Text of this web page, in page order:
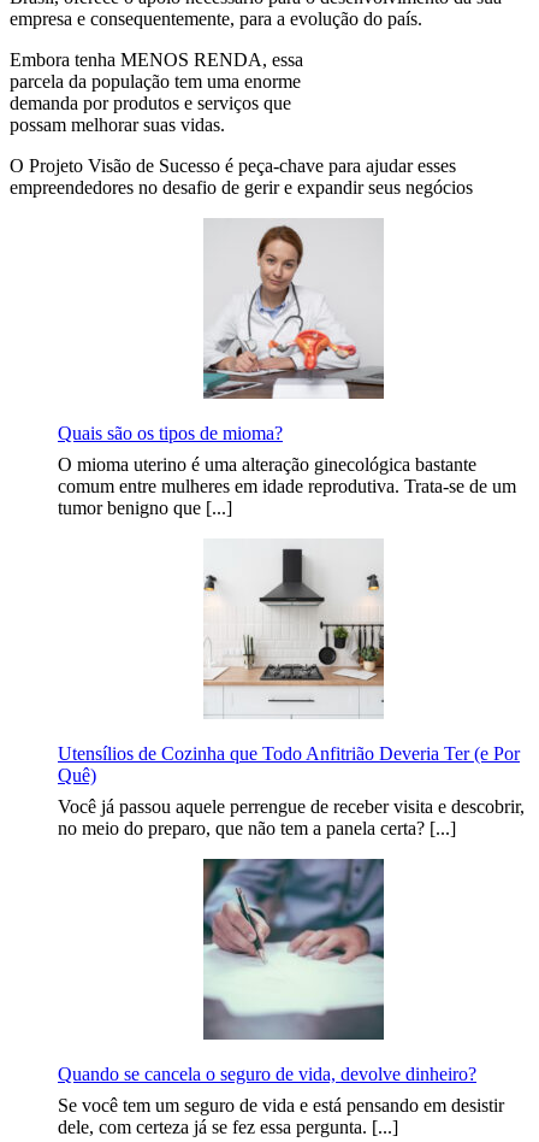
empresa e consequentemente, para a evolução do país.
Embora tenha MENOS RENDA, essa
parcela da população tem uma enorme
demanda por produtos e serviços que
possam melhorar suas vidas.
O Projeto Visão de Sucesso é peça-chave para ajudar esses
empreendedores no desafio de gerir e expandir seus negócios
Quais são os tipos de mioma?
O mioma uterino é uma alteração ginecológica bastante
comum entre mulheres em idade reprodutiva. Trata-se de um
tumor benigno que [...]
Utensílios de Cozinha que Todo Anfitrião Deveria Ter (e Por
Quê)
Você já passou aquele perrengue de receber visita e descobrir,
no meio do preparo, que não tem a panela certa? [...]
Quando se cancela o seguro de vida, devolve dinheiro?
Se você tem um seguro de vida e está pensando em desistir
dele, com certeza já se fez essa pergunta. [...]